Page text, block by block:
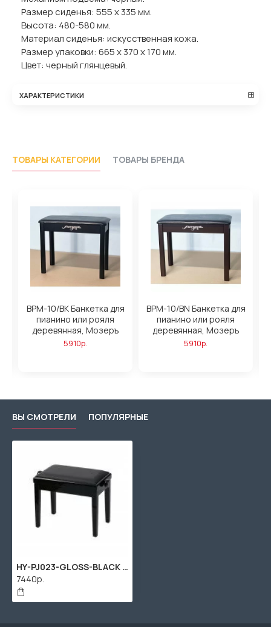
Размер сиденья: 555 х 335 мм.
Высота: 480-580 мм.
Материал сиденья: искусственная кожа.
Размер упаковки: 665 х 370 х 170 мм.
Цвет: черный глянцевый.
ХАРАКТЕРИСТИКИ
ТОВАРЫ КАТЕГОРИИ ТОВАРЫ БРЕНДА
BPM-10/BK Банкетка для
пианино или рояля
деревянная, Мозеръ
5910р.
BPM-10/BN Банкетка для
пианино или рояля
деревянная, Мозеръ
5910р.
ВЫ СМОТРЕЛИ ПОПУЛЯРНЫЕ
HY-PJ023-GLOSS-BLACK Банкетка, черный/черный, искусственная кожа, Rin
7440р.